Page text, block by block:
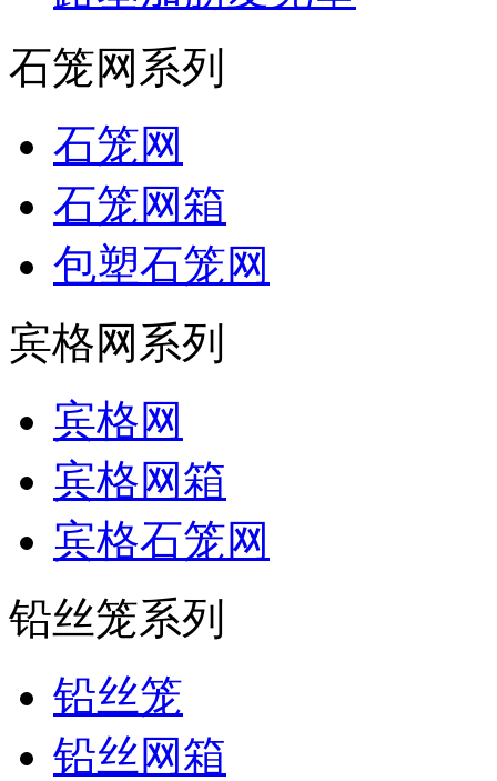
石笼网系列
石笼网
石笼网箱
包塑石笼网
宾格网系列
宾格网
宾格网箱
宾格石笼网
铅丝笼系列
铅丝笼
铅丝网箱